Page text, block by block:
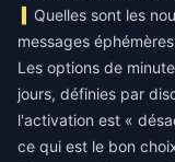
Quelles sont les
messages
Les options de
jours, définies par
l'activation est «
ce qui est le bon